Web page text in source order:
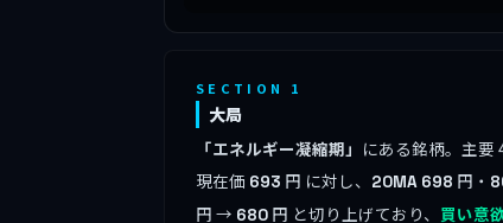
SECTION 1
大局
「エネルギー凝縮期」 にある銘柄。主要
現在価 693 円 に対し、 20MA 698 円・
円 → 680 円 と切り上げており、 買い意